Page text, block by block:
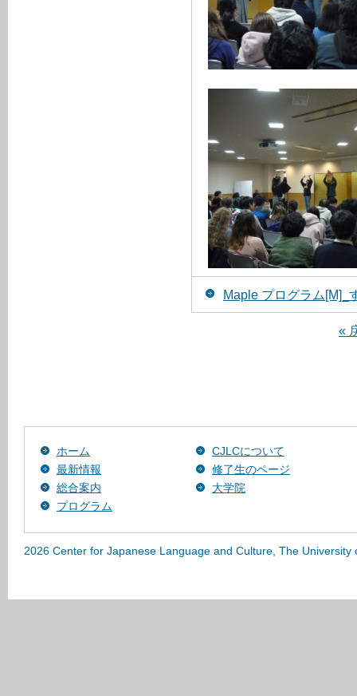
Maple プログラム[M]_
«
ホーム
CJLCについて
最新情報
修了生のページ
総合案内
大学院
プログラム
2026 Center for Japanese Language and Culture, The University